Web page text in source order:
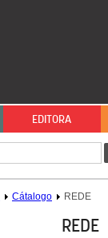
EDITORA
Cátalogo REDE
REDE